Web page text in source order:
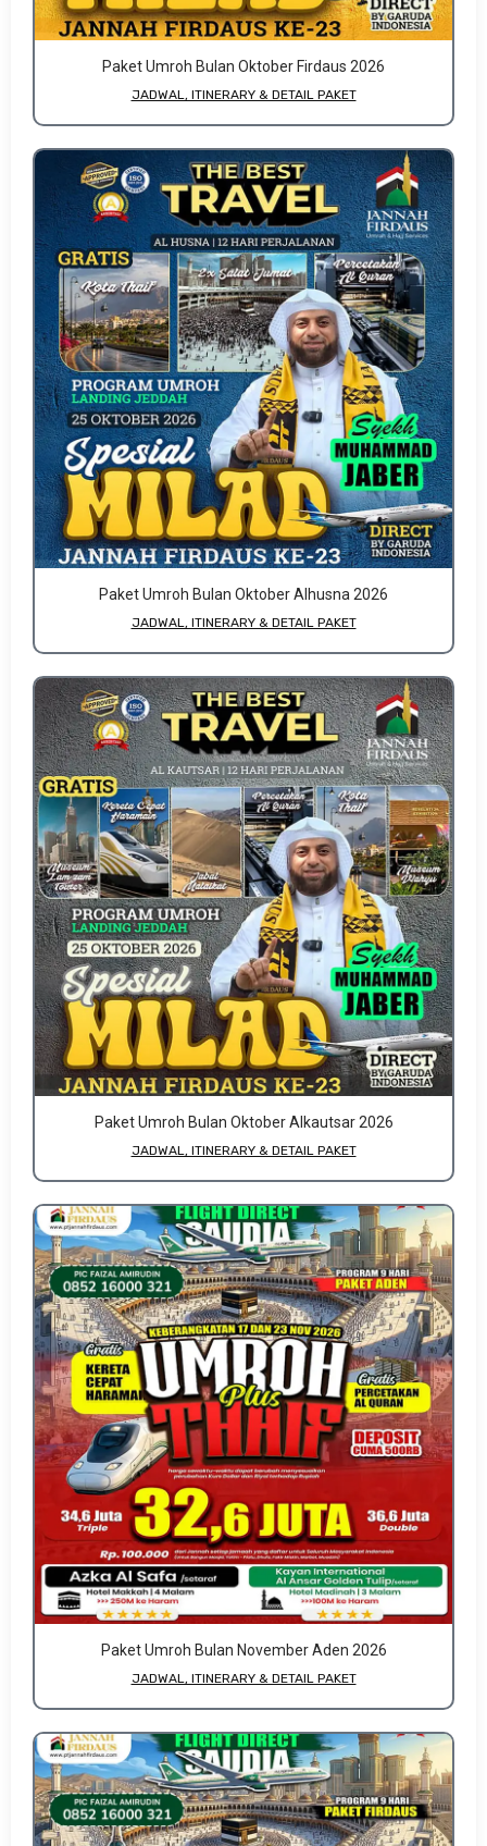
Paket Umroh Bulan Oktober Firdaus 2026
JADWAL, ITINERARY & DETAIL PAKET
Paket Umroh Bulan Oktober Alhusna 2026
JADWAL, ITINERARY & DETAIL PAKET
Paket Umroh Bulan Oktober Alkautsar 2026
JADWAL, ITINERARY & DETAIL PAKET
Paket Umroh Bulan November Aden 2026
JADWAL, ITINERARY & DETAIL PAKET